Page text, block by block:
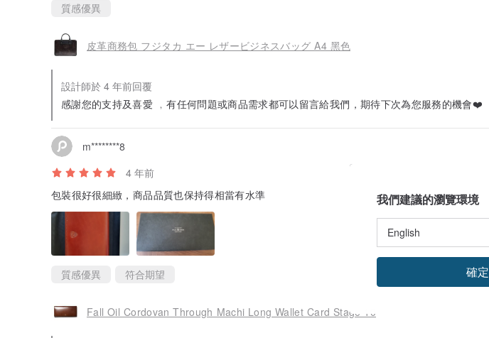
質感優異
皮革商務包 フジタカ エー レザービジネスバッグ A4 黑色
設計師於 4 年前回覆
感謝您的支持及喜愛 ﹐有任何問題或商品需求都可以留言給我們，期待下次為您服務的機會❤️
m********8
4 年前
包裝很好很細緻，商品品質也保持得相當有水準
質感優異 符合期望
Fall Oil Cordovan Through Machi Long Wallet Card Stage 10
我們建議的瀏覽環境
確定